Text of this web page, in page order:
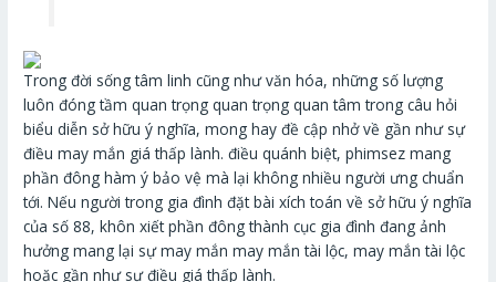
Trong đời sống tâm linh cũng như văn hóa, những số lượng
luôn đóng tầm quan trọng quan trọng quan tâm trong câu hỏi
biểu diễn sở hữu ý nghĩa, mong hay đề cập nhở về gần như sự
điều may mắn giá thấp lành. điều quánh biệt, phimsez mang
phần đông hàm ý bảo vệ mà lại không nhiều người ưng chuẩn
tới. Nếu người trong gia đình đặt bài xích toán về sở hữu ý nghĩa
của số 88, khôn xiết phần đông thành cục gia đình đang ảnh
hưởng mang lại sự may mắn may mắn tài lộc, may mắn tài lộc
hoặc gần như sự điều giá thấp lành.